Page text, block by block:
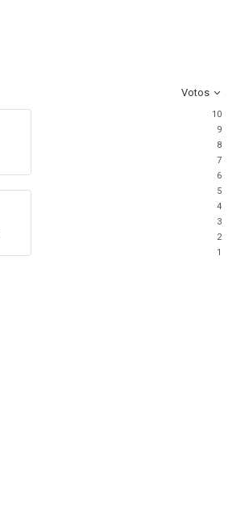
Votos
10
9
8
7
6
5
4
3
2
1